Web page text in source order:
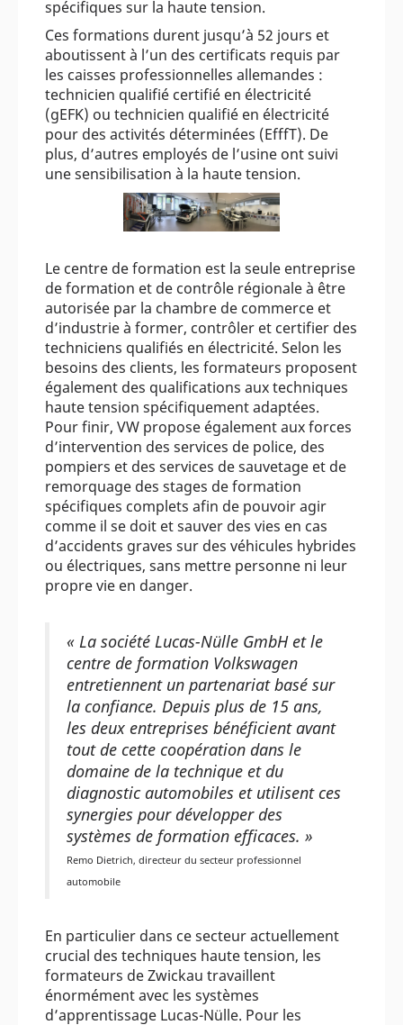
spécifiques sur la haute tension.
Ces formations durent jusqu’à 52 jours et
aboutissent à l’un des certificats requis par
les caisses professionnelles allemandes :
technicien qualifié certifié en électricité
(gEFK) ou technicien qualifié en électricité
pour des activités déterminées (EfffT). De
plus, d’autres employés de l’usine ont suivi
une sensibilisation à la haute tension.
Le centre de formation est la seule entreprise
de formation et de contrôle régionale à être
autorisée par la chambre de commerce et
d’industrie à former, contrôler et certifier des
techniciens qualifiés en électricité. Selon les
besoins des clients, les formateurs proposent
également des qualifications aux techniques
haute tension spécifiquement adaptées.
Pour finir, VW propose également aux forces
d’intervention des services de police, des
pompiers et des services de sauvetage et de
remorquage des stages de formation
spécifiques complets afin de pouvoir agir
comme il se doit et sauver des vies en cas
d’accidents graves sur des véhicules hybrides
ou électriques, sans mettre personne ni leur
propre vie en danger.
« La société Lucas-Nülle GmbH et le
centre de formation Volkswagen
entretiennent un partenariat basé sur
la confiance. Depuis plus de 15 ans,
les deux entreprises bénéficient avant
tout de cette coopération dans le
domaine de la technique et du
diagnostic automobiles et utilisent ces
synergies pour développer des
systèmes de formation efficaces. »
Remo Dietrich, directeur du secteur professionnel
automobile
En particulier dans ce secteur actuellement
crucial des techniques haute tension, les
formateurs de Zwickau travaillent
énormément avec les systèmes
d’apprentissage Lucas-Nülle. Pour les